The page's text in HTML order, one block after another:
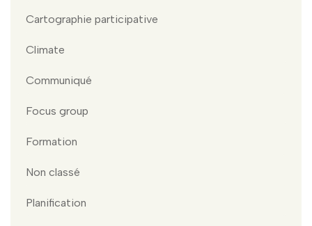
Cartographie participative
Climate
Communiqué
Focus group
Formation
Non classé
Planification